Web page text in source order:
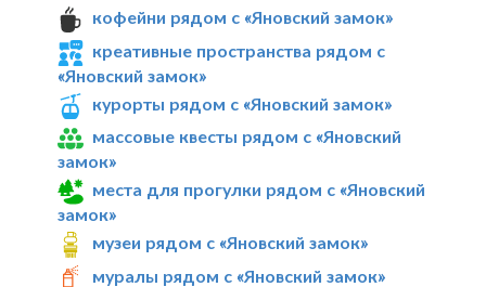
кофейни рядом с «Яновский замок»
креативные пространства рядом с
«Яновский замок»
курорты рядом с «Яновский замок»
массовые квесты рядом с «Яновский
замок»
места для прогулки рядом с «Яновский
замок»
музеи рядом с «Яновский замок»
муралы рядом с «Яновский замок»